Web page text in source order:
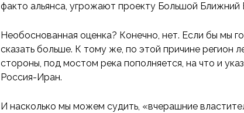
факто альянса, угрожают проекту Большой
Необоснованная оценка? Конечно, нет. Если бы мы
сказать больше. К тому же, по этой причине регион
стороны, под мостом река пополняется, на что и
Россия-Иран.
И насколько мы можем судить, «вчерашние